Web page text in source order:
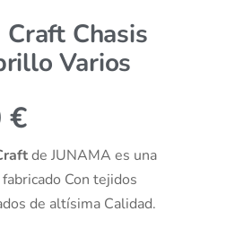
Chasis
Varios
€
de JUNAMA es una
Con tejidos
de altísima Calidad.